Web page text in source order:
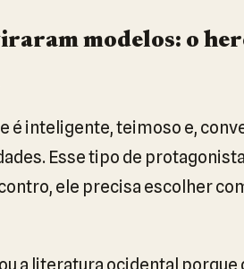
modelos: o
é inteligente, teimoso e,
Esse tipo de
ele precisa escolher
a literatura ocidental porque